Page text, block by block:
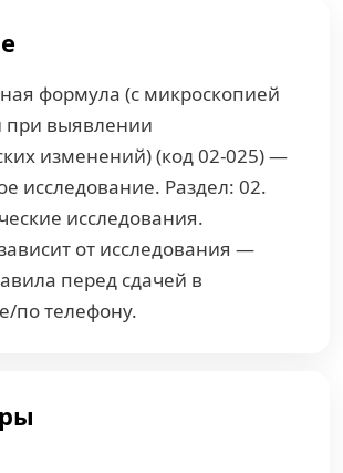
формула (с микроскопией
при выявлении
изменений) (код 02-025) —
исследование. Раздел: 02.
исследования.
от исследования —
перед сдачей в
по телефону.